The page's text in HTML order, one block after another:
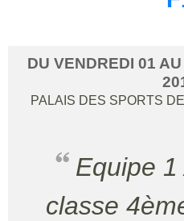
DU VENDREDI 01 AU
PALAIS DES SPORTS
Equipe 1 Ainée se
classe